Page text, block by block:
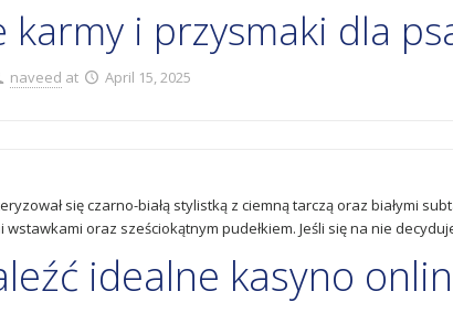
karmy i przysmaki dla
naveed at April 15, 2025
się czarno-białą stylistką z ciemną tarczą oraz białymi
oraz sześciokątnym pudełkiem. Jeśli się na nie
idealne kasyno